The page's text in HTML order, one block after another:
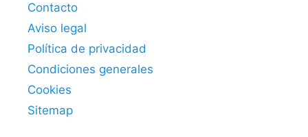
Contacto
Aviso legal
Política de privacidad
Condiciones generales
Cookies
Sitemap